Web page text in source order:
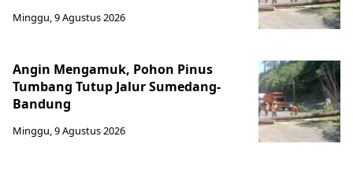
Minggu, 9 Agustus 2026
Angin Mengamuk, Pohon Pinus
Tumbang Tutup Jalur Sumedang-
Bandung
Minggu, 9 Agustus 2026